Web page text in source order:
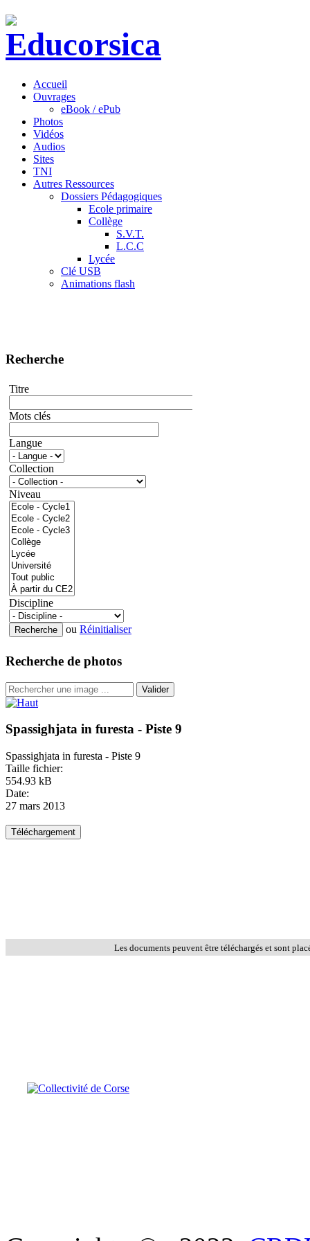
Accueil
Ouvrages
eBook / ePub
Photos
Vidéos
Audios
Sites
TNI
Autres Ressources
Dossiers Pédagogiques
Ecole primaire
Collège
S.V.T.
L.C.C
Lycée
Clé USB
Animations flash
Recherche
Titre
Mots clés
Langue
Collection
Niveau
Discipline
ou Réinitialiser
Recherche de photos
Valider
Spassighjata in furesta - Piste 9
Spassighjata in furesta - Piste 9
Taille fichier:
554.93 kB
Date:
27 mars 2013
Les documents peuvent être téléchargés et sont